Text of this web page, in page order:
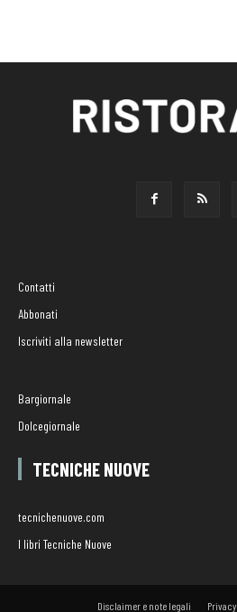
Contatti
Abbonati
Iscriviti alla newsletter
Bargiornale
Dolcegiornale
TECNICHE NUOVE
tecnichenuove.com
I libri Tecniche Nuove
Disclaimer e note legali Privacy